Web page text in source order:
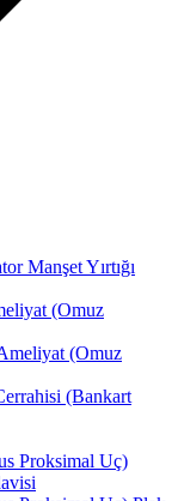
Manşet Yırtığı
(Omuz
(Omuz
(Bankart
Proksimal Uç)